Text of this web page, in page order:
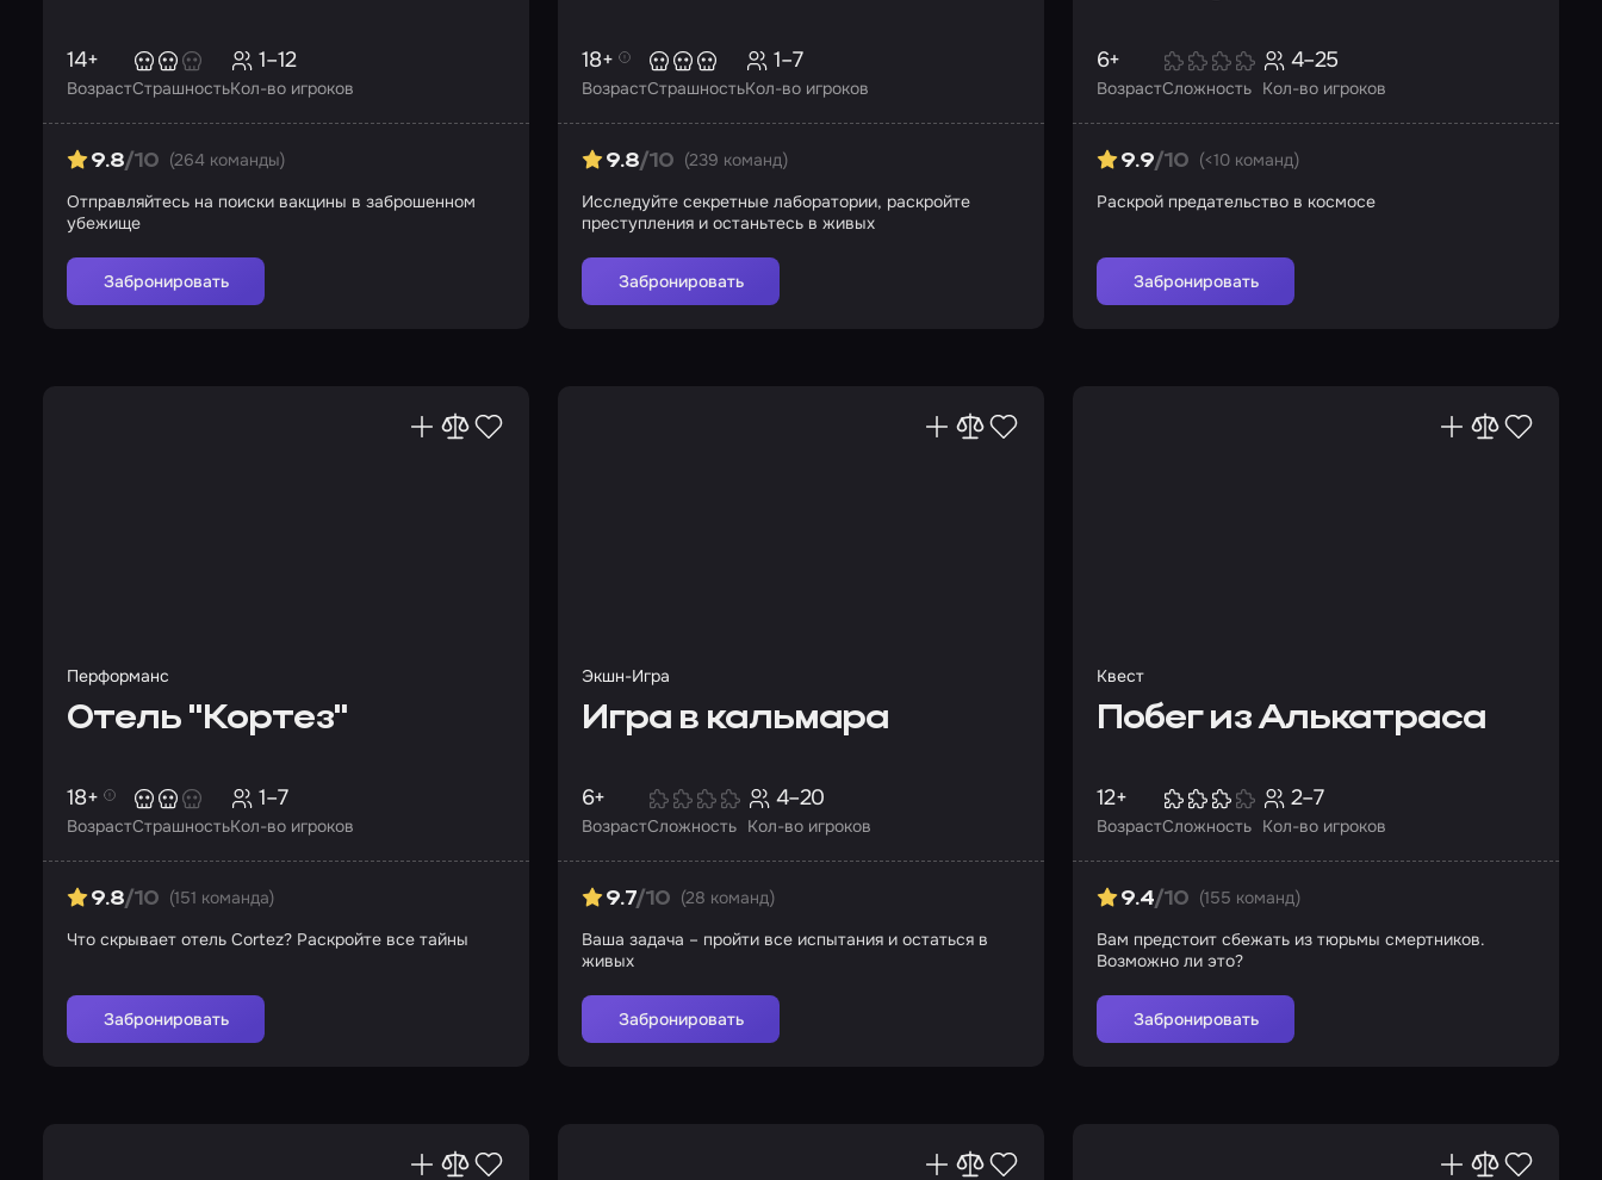
Возраст
14+
СтрашностьКол-во игроков
1–12
9.8/10 (264 команды)
Отправляйтесь на поиски вакцины в заброшенном
убежище
Забронировать
Возраст
18+
СтрашностьКол-во игроков
1–7
9.8/10 (239 команд)
Исследуйте секретные лаборатории, раскройте
преступления и останьтесь в живых
Забронировать
Возраст
6+
Сложность Кол-во игроков
4–25
9.9/10 (<10 команд)
Раскрой предательство в космосе
Забронировать
Перформанс
Отель "Кортез"
Возраст
18+
СтрашностьКол-во игроков
1–7
9.8/10 (151 команда)
Что скрывает отель Cortez? Раскройте все тайны
Забронировать
Экшн-Игра
Игра в кальмара
Возраст
6+
Сложность Кол-во игроков
4–20
9.7/10 (28 команд)
Ваша задача – пройти все испытания и остаться в
живых
Забронировать
Квест
Побег из Алькатраса
Возраст
12+
Сложность Кол-во игроков
2–7
9.4/10 (155 команд)
Вам предстоит сбежать из тюрьмы смертников.
Возможно ли это?
Забронировать